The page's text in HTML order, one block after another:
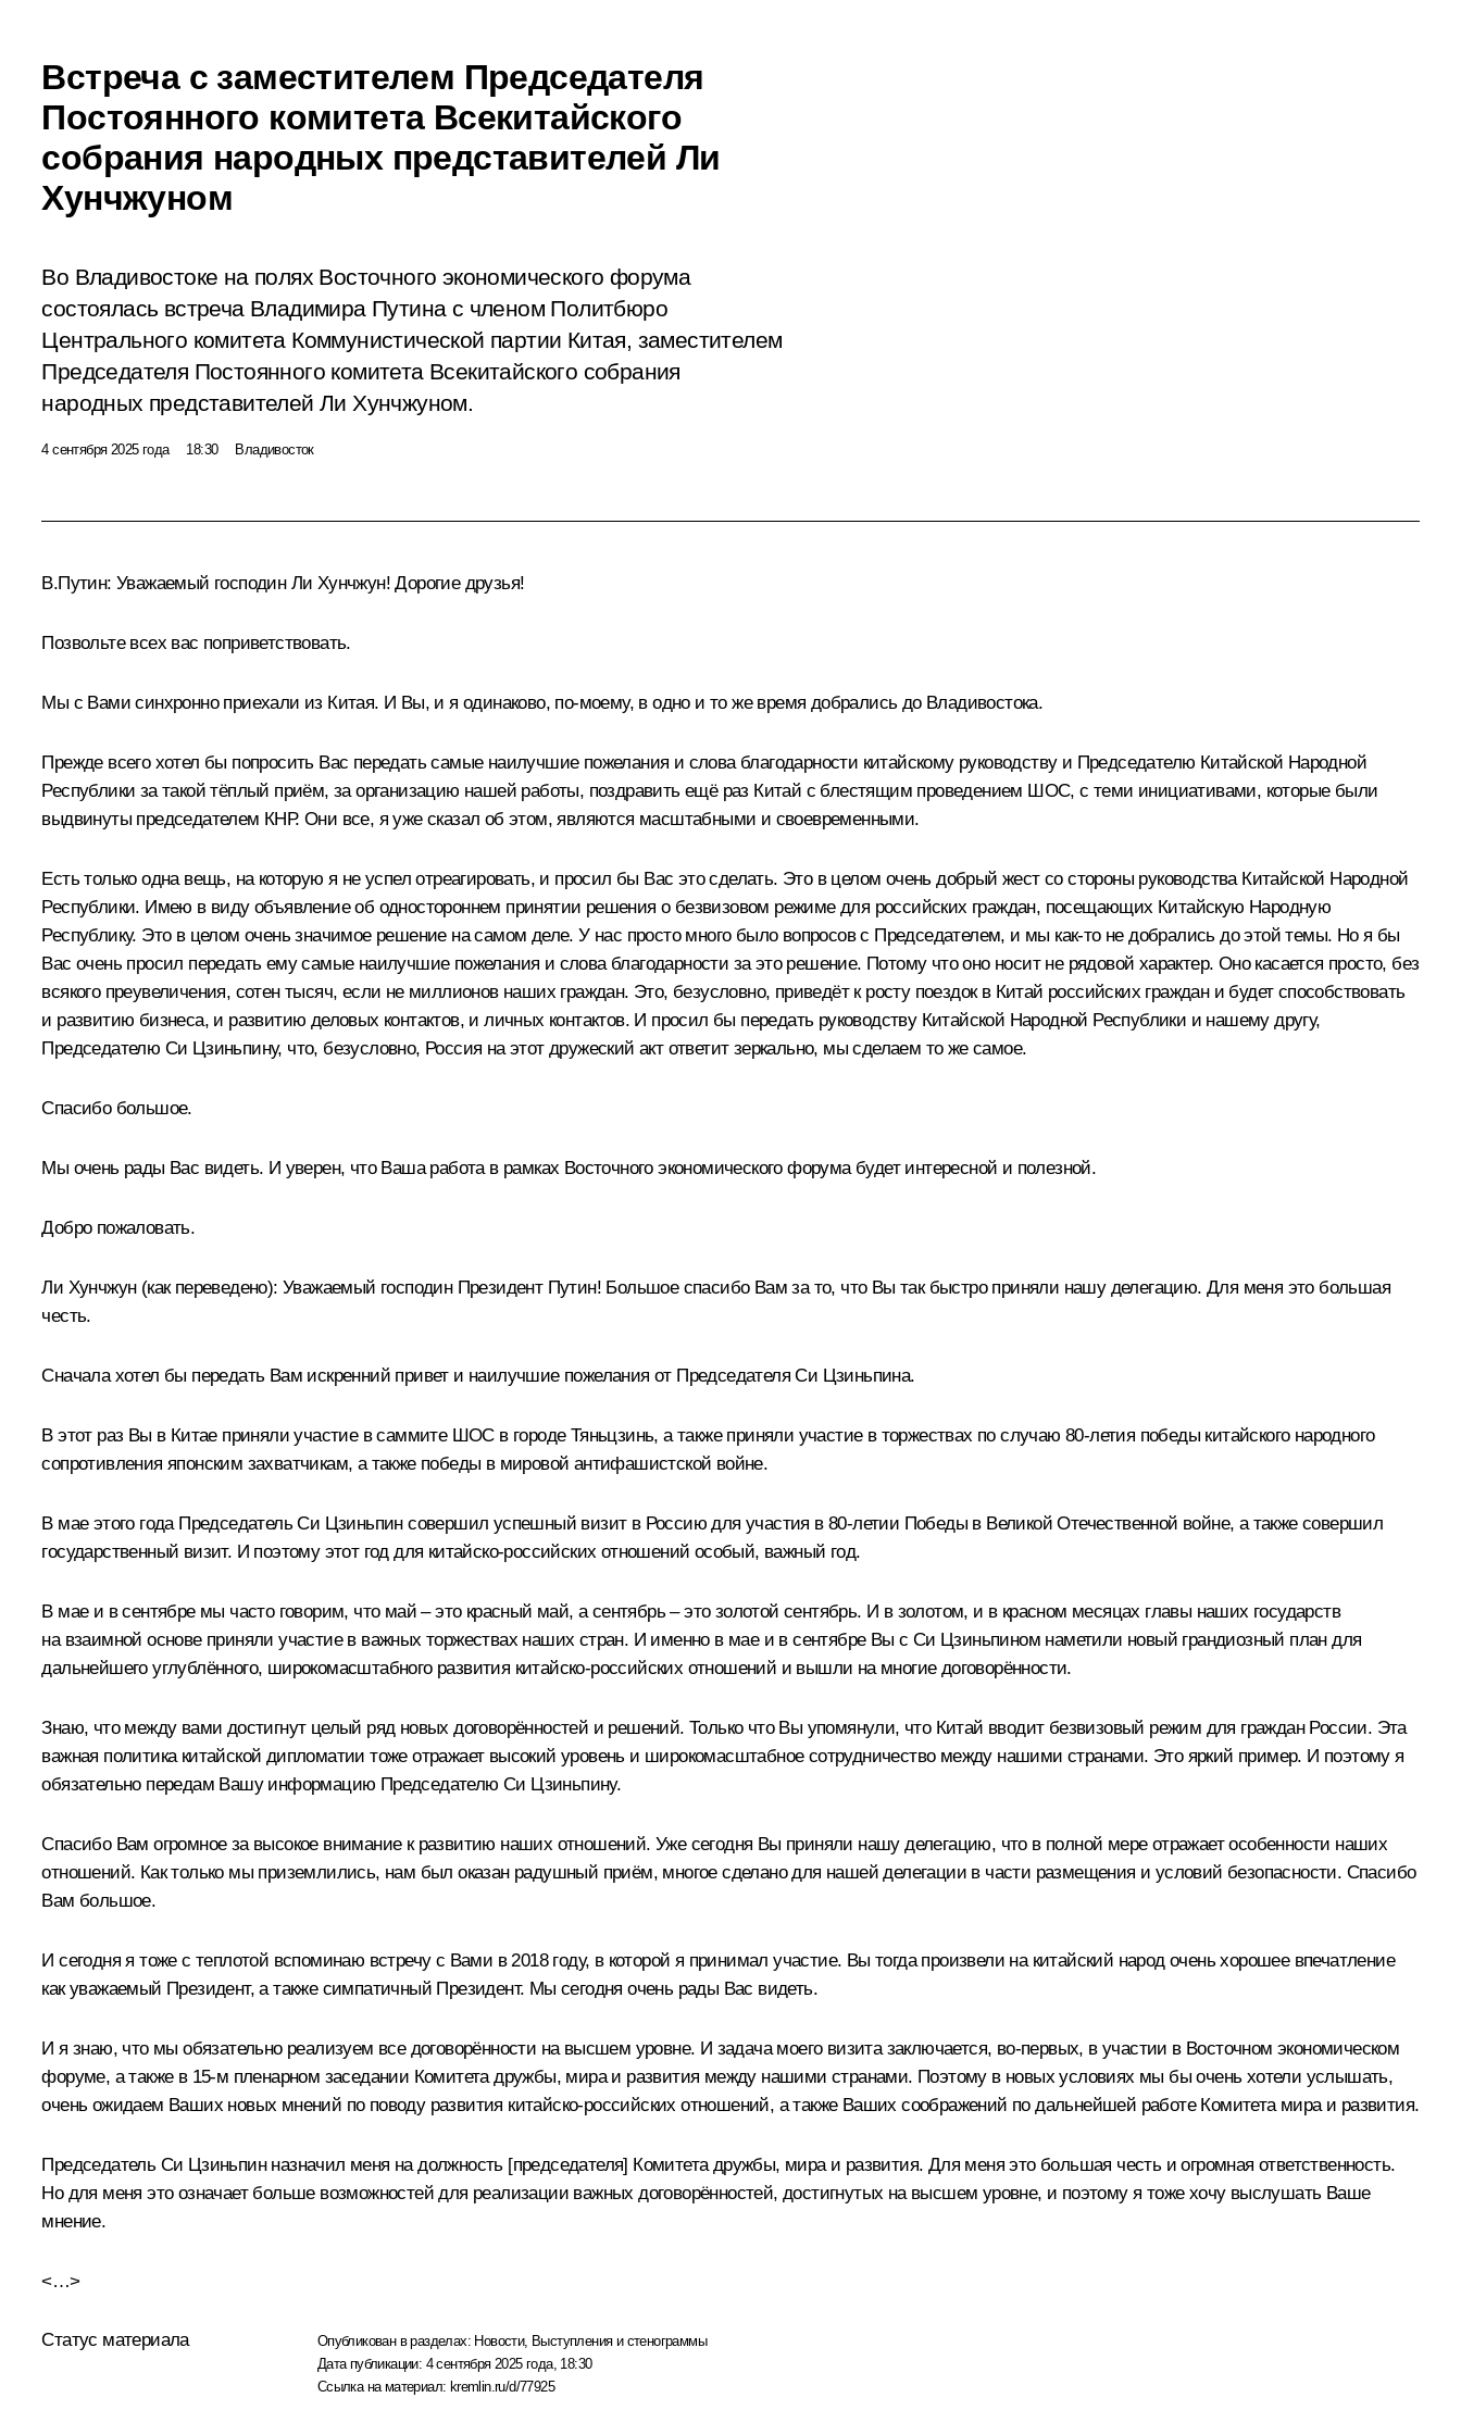
Встреча с заместителем Председателя
Постоянного комитета Всекитайского
собрания народных представителей Ли
Хунчжуном
Во Владивостоке на полях Восточного экономического форума
состоялась встреча Владимира Путина с членом Политбюро
Центрального комитета Коммунистической партии Китая, заместителем
Председателя Постоянного комитета Всекитайского собрания
народных представителей Ли Хунчжуном.
4 сентября 2025 года 18:30 Владивосток
В.Путин: Уважаемый господин Ли Хунчжун! Дорогие друзья!
Позвольте всех вас поприветствовать.
Мы с Вами синхронно приехали из Китая. И Вы, и я одинаково, по-моему, в одно и то же время добрались до Владивостока.
Прежде всего хотел бы попросить Вас передать самые наилучшие пожелания и слова благодарности китайскому руководству и Председателю Китайской Народной
Республики за такой тёплый приём, за организацию нашей работы, поздравить ещё раз Китай с блестящим проведением ШОС, с теми инициативами, которые были
выдвинуты председателем КНР. Они все, я уже сказал об этом, являются масштабными и своевременными.
Есть только одна вещь, на которую я не успел отреагировать, и просил бы Вас это сделать. Это в целом очень добрый жест со стороны руководства Китайской Народной
Республики. Имею в виду объявление об одностороннем принятии решения о безвизовом режиме для российских граждан, посещающих Китайскую Народную
Республику. Это в целом очень значимое решение на самом деле. У нас просто много было вопросов с Председателем, и мы как-то не добрались до этой темы. Но я бы
Вас очень просил передать ему самые наилучшие пожелания и слова благодарности за это решение. Потому что оно носит не рядовой характер. Оно касается просто, без
всякого преувеличения, сотен тысяч, если не миллионов наших граждан. Это, безусловно, приведёт к росту поездок в Китай российских граждан и будет способствовать
и развитию бизнеса, и развитию деловых контактов, и личных контактов. И просил бы передать руководству Китайской Народной Республики и нашему другу,
Председателю Си Цзиньпину, что, безусловно, Россия на этот дружеский акт ответит зеркально, мы сделаем то же самое.
Спасибо большое.
Мы очень рады Вас видеть. И уверен, что Ваша работа в рамках Восточного экономического форума будет интересной и полезной.
Добро пожаловать.
Ли Хунчжун (как переведено): Уважаемый господин Президент Путин! Большое спасибо Вам за то, что Вы так быстро приняли нашу делегацию. Для меня это большая
честь.
Сначала хотел бы передать Вам искренний привет и наилучшие пожелания от Председателя Си Цзиньпина.
В этот раз Вы в Китае приняли участие в саммите ШОС в городе Тяньцзинь, а также приняли участие в торжествах по случаю 80-летия победы китайского народного
сопротивления японским захватчикам, а также победы в мировой антифашистской войне.
В мае этого года Председатель Си Цзиньпин совершил успешный визит в Россию для участия в 80-летии Победы в Великой Отечественной войне, а также совершил
государственный визит. И поэтому этот год для китайско-российских отношений особый, важный год.
В мае и в сентябре мы часто говорим, что май – это красный май, а сентябрь – это золотой сентябрь. И в золотом, и в красном месяцах главы наших государств
на взаимной основе приняли участие в важных торжествах наших стран. И именно в мае и в сентябре Вы с Си Цзиньпином наметили новый грандиозный план для
дальнейшего углублённого, широкомасштабного развития китайско-российских отношений и вышли на многие договорённости.
Знаю, что между вами достигнут целый ряд новых договорённостей и решений. Только что Вы упомянули, что Китай вводит безвизовый режим для граждан России. Эта
важная политика китайской дипломатии тоже отражает высокий уровень и широкомасштабное сотрудничество между нашими странами. Это яркий пример. И поэтому я
обязательно передам Вашу информацию Председателю Си Цзиньпину.
Спасибо Вам огромное за высокое внимание к развитию наших отношений. Уже сегодня Вы приняли нашу делегацию, что в полной мере отражает особенности наших
отношений. Как только мы приземлились, нам был оказан радушный приём, многое сделано для нашей делегации в части размещения и условий безопасности. Спасибо
Вам большое.
И сегодня я тоже с теплотой вспоминаю встречу с Вами в 2018 году, в которой я принимал участие. Вы тогда произвели на китайский народ очень хорошее впечатление
как уважаемый Президент, а также симпатичный Президент. Мы сегодня очень рады Вас видеть.
И я знаю, что мы обязательно реализуем все договорённости на высшем уровне. И задача моего визита заключается, во-первых, в участии в Восточном экономическом
форуме, а также в 15-м пленарном заседании Комитета дружбы, мира и развития между нашими странами. Поэтому в новых условиях мы бы очень хотели услышать,
очень ожидаем Ваших новых мнений по поводу развития китайско-российских отношений, а также Ваших соображений по дальнейшей работе Комитета мира и развития.
Председатель Си Цзиньпин назначил меня на должность [председателя] Комитета дружбы, мира и развития. Для меня это большая честь и огромная ответственность.
Но для меня это означает больше возможностей для реализации важных договорённостей, достигнутых на высшем уровне, и поэтому я тоже хочу выслушать Ваше
мнение.
<…>
Статус материала Опубликован в разделах: Новости, Выступления и стенограммы
Дата публикации: 4 сентября 2025 года, 18:30
Ссылка на материал: kremlin.ru/d/77925